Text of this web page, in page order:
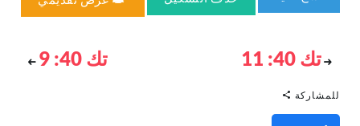
تك 40: 11 تك 40: 9
للمشاركة